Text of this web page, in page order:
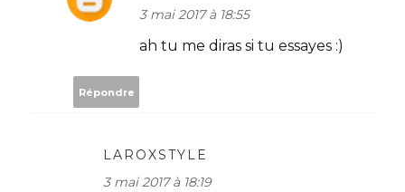
3 mai 2017 à 18:55
ah tu me diras si tu essayes :)
Répondre
LAROXSTYLE
3 mai 2017 à 18:19